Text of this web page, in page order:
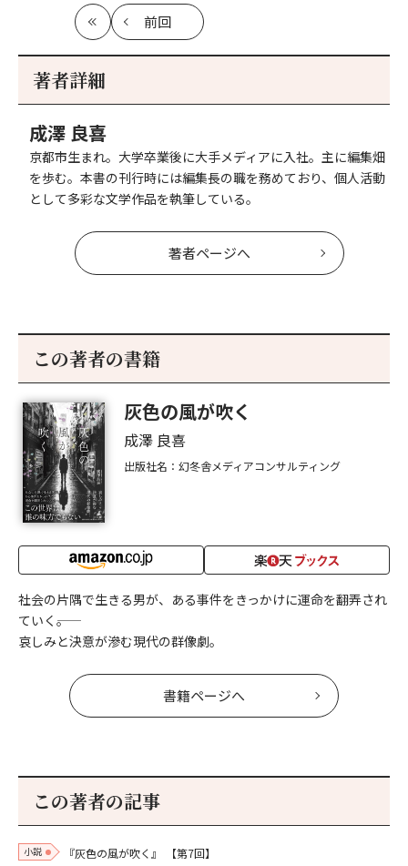
最
初
前回
記
著者詳細
成澤 良喜
京都市生まれ。大学卒業後に大手メディアに入社。主に編集畑
を歩む。本書の刊行時には編集長の職を務めており、個人活動
として多彩な文学作品を執筆している。
著者ページへ
この著者の書籍
灰色の風が吹く
成澤 良喜
出版社名：幻冬舎メディアコンサルティング
社会の片隅で生きる男が、ある事件をきっかけに運命を翻弄され
ていく――。
哀しみと決意が滲む現代の群像劇。
書籍ページへ
この著者の記事
小説 『灰色の風が吹く』 【第7回】